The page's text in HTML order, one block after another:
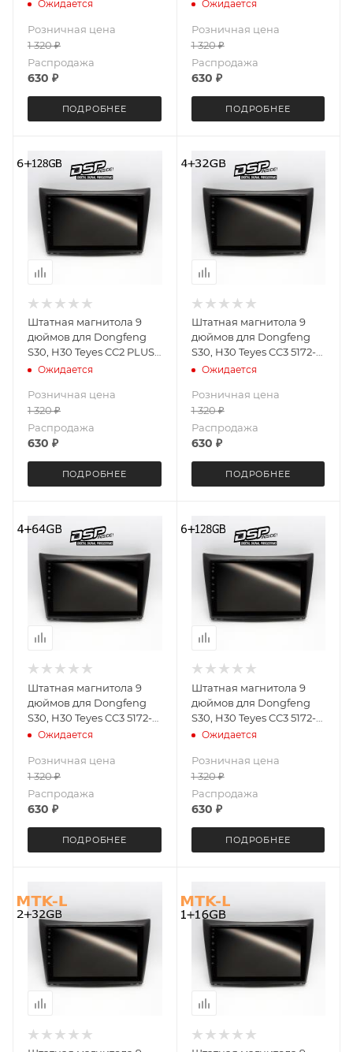
Ожидается
Розничная цена
1 320₽
Распродажа
630 ₽
ПОДРОБНЕЕ
DSP
Ожидается
Розничная цена
1 320₽
Распродажа
630 ₽
ПОДРОБНЕЕ
Штатная магнитола 9
дюймов для Dongfeng
S30, H30 Teyes CC2 PLUS
5172-5576 6+128G
Ожидается
Розничная цена
1 320₽
Распродажа
630 ₽
ПОДРОБНЕЕ
Штатная магнитола 9
дюймов для Dongfeng
S30, H30 Teyes CC3 5172-
5574 4+32G
Ожидается
Розничная цена
1 320₽
Распродажа
630 ₽
ПОДРОБНЕЕ
Штатная магнитола 9
дюймов для Dongfeng
S30, H30 Teyes CC3 5172-
5572 4+64G
Ожидается
Розничная цена
1 320₽
Распродажа
630 ₽
ПОДРОБНЕЕ
Штатная магнитола 9
дюймов для Dongfeng
S30, H30 Teyes CC3 5172-
5570 6+128 Gb
Ожидается
Розничная цена
1 320₽
Распродажа
630 ₽
ПОДРОБНЕЕ